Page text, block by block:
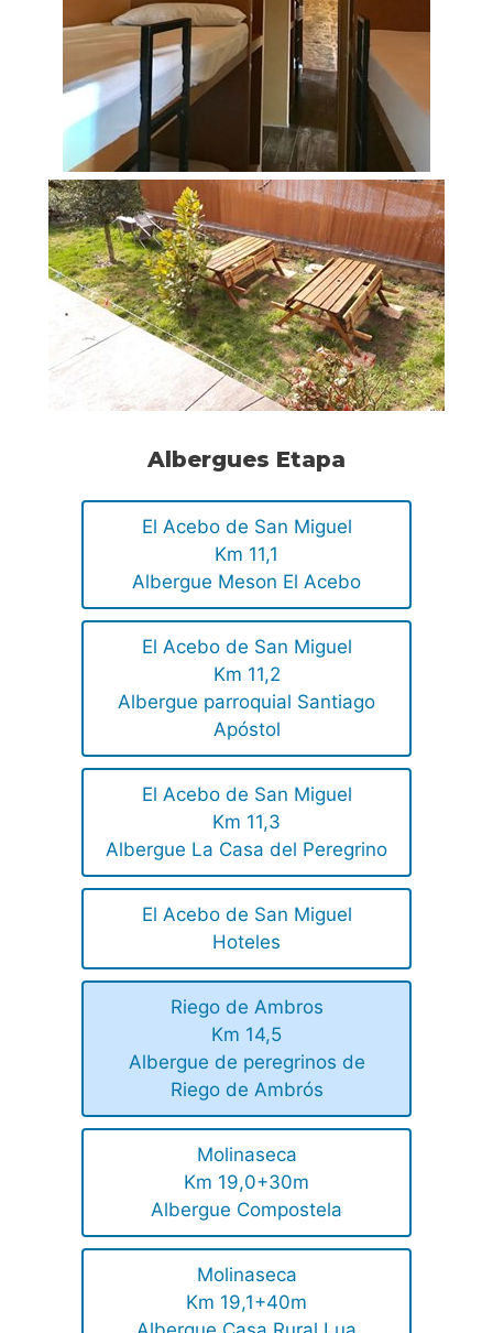
Albergues Etapa
El Acebo de San Miguel
Km 11,1
Albergue Meson El Acebo
El Acebo de San Miguel
Km 11,2
Albergue parroquial Santiago
Apóstol
El Acebo de San Miguel
Km 11,3
Albergue La Casa del Peregrino
El Acebo de San Miguel
Hoteles
Riego de Ambros
Km 14,5
Albergue de peregrinos de
Riego de Ambrós
Molinaseca
Km 19,0+30m
Albergue Compostela
Molinaseca
Km 19,1+40m